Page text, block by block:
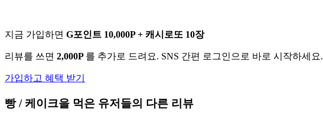
지금 가입하면 G포인트 10,000P + 캐시로또 10장
리뷰를 쓰면 2,000P 를 추가로 드려요. SNS 간편 로그인으로 바로 시작하세요.
가입하고 혜택 받기
빵 / 케이크을 먹은 유저들의 다른 리뷰